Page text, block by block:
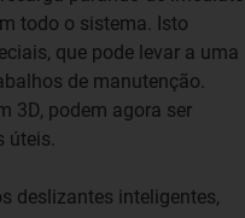
todo o sistema. Isto
que pode levar a uma
de manutenção.
3D, podem agora ser
úteis.
deslizantes inteligentes,